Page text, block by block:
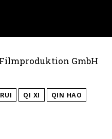
GmbH
QI XI QIN HAO